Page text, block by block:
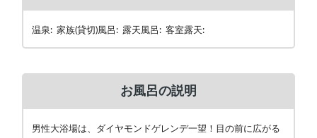
温泉: 家族(貸切)風呂: 露天風呂: 客室露天:
お風呂の説明
男性大浴場は、ダイヤモンドゲレンデ一望！目の前に広がる